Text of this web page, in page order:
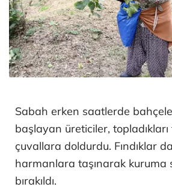
Sabah erken saatlerde
başlayan üreticiler, topladıkları
çuvallara doldurdu. Fındıklar
harmanlara taşınarak kuruma
bırakıldı.